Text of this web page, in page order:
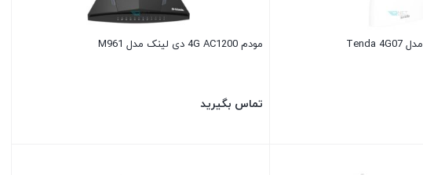
مودم 4G AC1200 دی لینک مدل M961
تماس بگیرید